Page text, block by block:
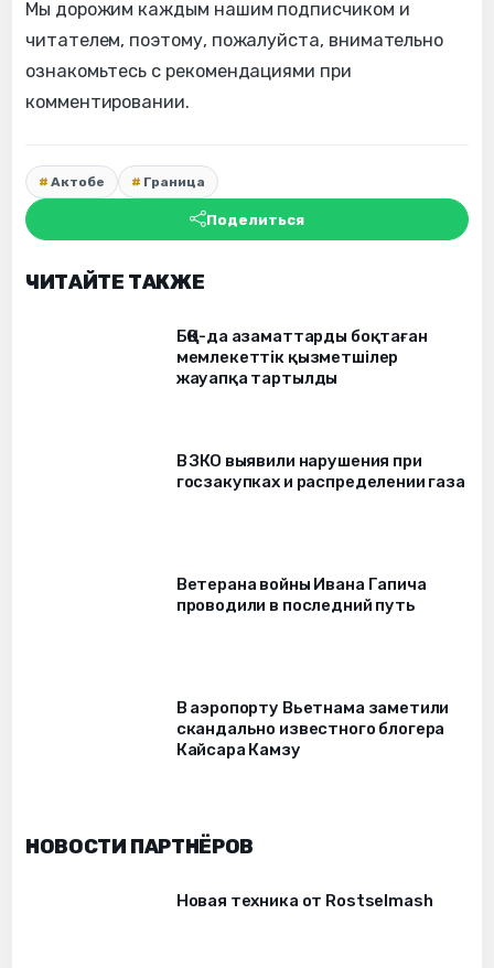
Мы дорожим каждым нашим подписчиком и
читателем, поэтому, пожалуйста, внимательно
ознакомьтесь с рекомендациями при
комментировании.
Актобе Граница
Поделиться
ЧИТАЙТЕ ТАКЖЕ
БҚО-да азаматтарды боқтаған
мемлекеттік қызметшілер
жауапқа тартылды
В ЗКО выявили нарушения при
госзакупках и распределении газа
Ветерана войны Ивана Гапича
проводили в последний путь
В аэропорту Вьетнама заметили
скандально известного блогера
Кайсара Камзу
НОВОСТИ ПАРТНЁРОВ
Новая техника от Rostselmash